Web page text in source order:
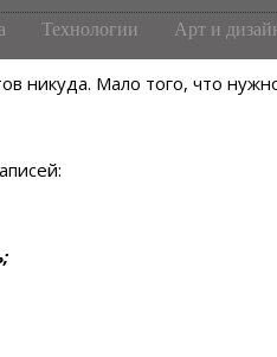
никуда. Мало того, что
Технологии Арт и